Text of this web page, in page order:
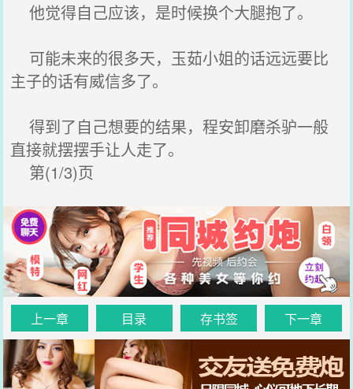
他觉得自己应该，是时候换个大腿抱了。
可能未来的很多天，玉茹小姐的话远远要比
主子的话有威信多了。
得到了自己想要的结果，程安卸磨杀驴一般
直接就摆摆手让人走了。
第(1/3)页
上一章 目录 存书签 下一章